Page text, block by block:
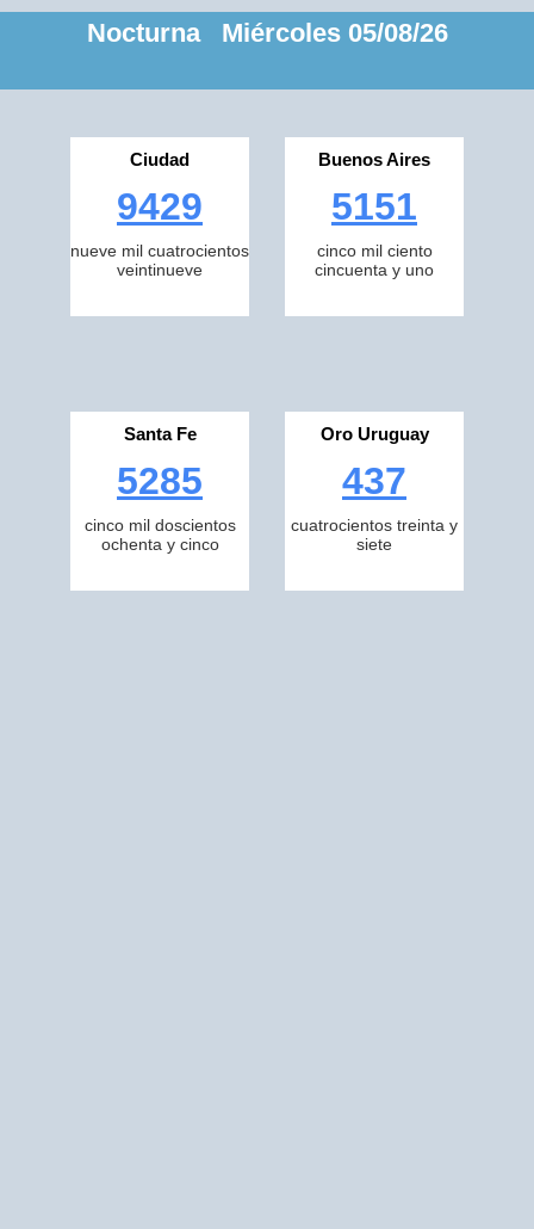
Nocturna Miércoles 05/08/26
Ciudad
9429
nueve mil cuatrocientos
veintinueve
Buenos Aires
5151
cinco mil ciento
cincuenta y uno
Santa Fe
5285
cinco mil doscientos
ochenta y cinco
Oro Uruguay
437
cuatrocientos treinta y
siete